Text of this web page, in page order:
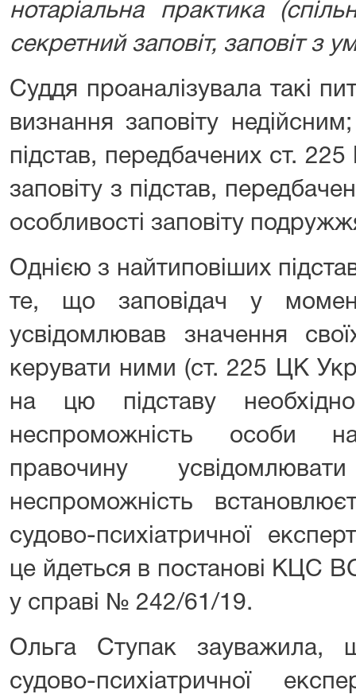
нотаріальна практика
секретний заповіт, заповіт з
Суддя проаналізувала такі
визнання заповіту
підстав, передбачених ст. 225
заповіту з підстав,
особливості заповіту
Однією з найтиповіших
те, що заповідач у
усвідомлював значення
керувати ними (ст. 225 ЦК
на цю підставу
неспроможність особи
правочину
неспроможність
судово-психіатричної
це йдеться в постанові КЦС
у справі № 242/61/19.
Ольга Ступак зауважила,
судово-психіатричної